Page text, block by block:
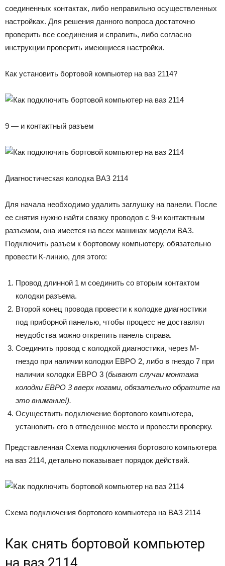
соединенных контактах, либо неправильно осуществленных
настройках. Для решения данного вопроса достаточно
проверить все соединения и справить, либо согласно
инструкции проверить имеющиеся настройки.
Как установить бортовой компьютер на ваз 2114?
9 — и контактный разъем
Диагностическая колодка ВАЗ 2114
Для начала необходимо удалить заглушку на панели. После
ее снятия нужно найти связку проводов с 9-и контактным
разъемом, она имеется на всех машинах модели ВАЗ.
Подключить разъем к бортовому компьютеру, обязательно
провести К-линию, для этого:
Провод длинной 1 м соединить со вторым контактом
колодки разъема.
Второй конец провода провести к колодке диагностики
под приборной панелью, чтобы процесс не доставлял
неудобства можно открепить панель справа.
Соединить провод с колодкой диагностики, через М-
гнездо при наличии колодки ЕВРО 2, либо в гнездо 7 при
наличии колодки ЕВРО 3 (бывают случаи монтажа
колодки ЕВРО 3 вверх ногами, обязательно обратите на
это внимание!).
Осуществить подключение бортового компьютера,
установить его в отведенное место и провести проверку.
Представленная Схема подключения бортового компьютера
на ваз 2114, детально показывает порядок действий.
Схема подключения бортового компьютера на ВАЗ 2114
Как снять бортовой компьютер